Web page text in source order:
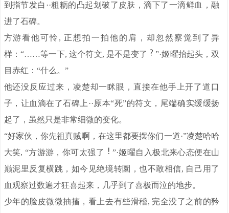
到指节发白··粗粝的凸起划破了皮肤，滴下了一滴鲜血，融
进了石碑。
方游看他可怜, 正想拍一拍他的肩，却忽然察觉到了异
样：“……等一下, 这个符文, 是不是变了
”·姬曜抬起头，双
目赤红：“什么。”
他还没反应过来，凌楚却一眯眼，直接在他手上开了道口
子，让血滴在了石碑上··原本“死”的符文，尾端确实缓缓扬
起了，虽然只是非常细微的变化。
“好家伙，你先祖真贼啊，在这里都要摆你们一道·”凌楚哈哈
大笑, “方游游，你可太强了
”·姬曜自入极北来心态便在山
巅泥里反复横跳，如今见绝境转圜，也不敢相信, 自己用了
血观察过数遍才狂喜起来，几乎到了喜极而泣的地步。
少年的脸皮微微抽搐，看上去有些滑稽, 完全没了之前的矜